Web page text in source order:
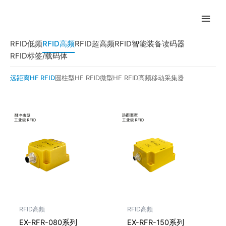
RFID低频RFID高频RFID超高频RFID智能装备读码器
RFID标签/载码体
远距离HF RFID圆柱型HF RFID微型HF RFID高频移动采集器
RFID高频
EX-RFR-080系列
RFID高频
EX-RFR-150系列